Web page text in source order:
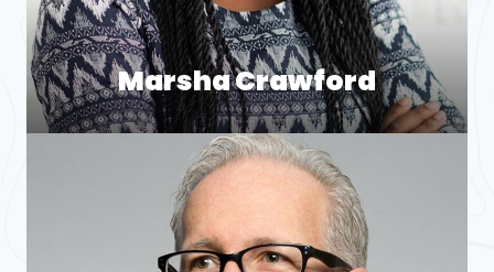
Marsha Crawford